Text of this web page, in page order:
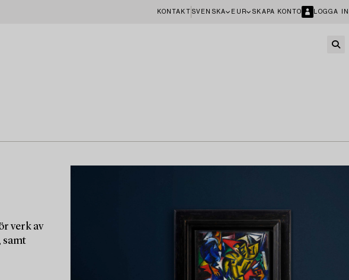
KONTAKT SVENSKA EUR SKAPA KONTO LOGGA IN
verk av
samt